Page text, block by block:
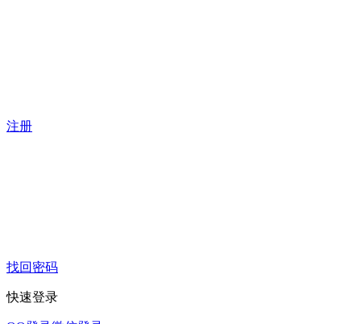
注册
找回密码
快速登录